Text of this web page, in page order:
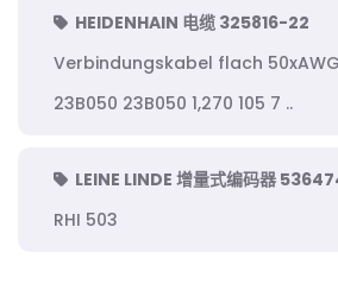
HEIDENHAIN 电缆 325816-22
Verbindungskabel flach
23B050 23B050 1,270 105 7 ..
LEINE LINDE 增量式编码器
RHI 503